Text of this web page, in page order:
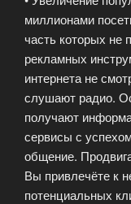
миллионами
часть которых не
рекламных
интернета не
слушают радио.
получают
сервисы с
общение.
Вы привлечёте к
потенциальных